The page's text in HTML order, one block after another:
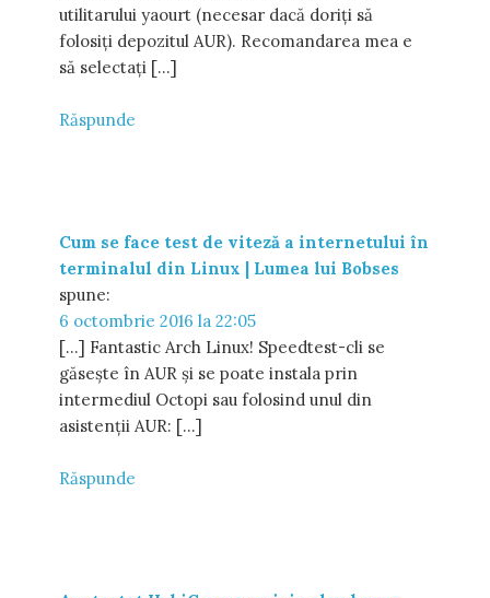
utilitarului yaourt (necesar dacă doriți să
folosiți depozitul AUR). Recomandarea mea e
să selectați […]
Răspunde
Cum se face test de viteză a internetului în
terminalul din Linux | Lumea lui Bobses
spune:
6 octombrie 2016 la 22:05
[…] Fantastic Arch Linux! Speedtest-cli se
găsește în AUR și se poate instala prin
intermediul Octopi sau folosind unul din
asistenții AUR: […]
Răspunde